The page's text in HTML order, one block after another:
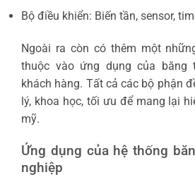
Bộ điều khiển: Biến tần, sensor,
Ngoài ra còn có thêm một
thuộc vào ứng dụng của băng
khách hàng. Tất cả các bộ phận
lý, khoa học, tối ưu để mang lại
mỹ.
Ứng dụng của hệ thống
nghiệp